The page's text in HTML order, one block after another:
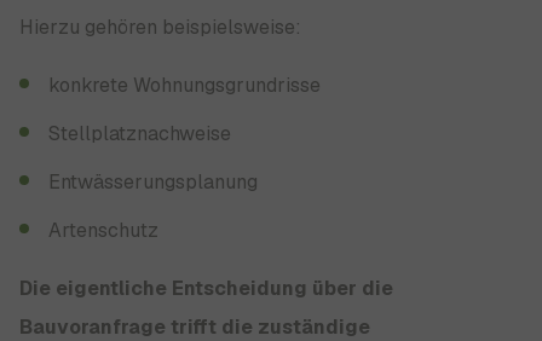
Hierzu gehören beispielsweise:
konkrete Wohnungsgrundrisse
Stellplatznachweise
Entwässerungsplanung
Artenschutz
Die eigentliche Entscheidung über die
Bauvoranfrage trifft die zuständige